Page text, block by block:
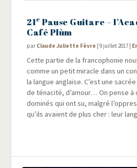
21e Pause Guitare –
Café Plùm
par Claude Juliette Fèvre |9 juillet 2017 |
Cette par­tie de la fran­co­pho­nie
comme un petit miracle dans un
la langue anglaise. C’est une
de téna­ci­té, d’amour… On pense à
domi­nés qui ont su, mal­gré
qu’ils avaient de plus cher : leur